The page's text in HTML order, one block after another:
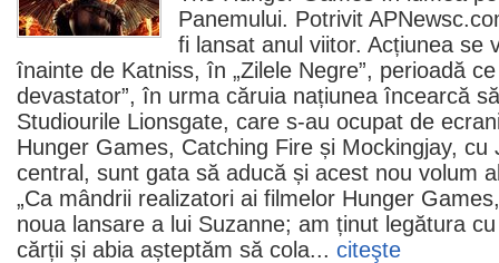
Panemului. Potrivit
fi lansat anul viitor. Acțiunea se
înainte de Katniss, în „Zilele Negre”, perioadă
devastator”, în urma căruia națiunea încearcă
Studiourile Lionsgate, care s-au ocupat de
Hunger Games, Catching Fire și Mockingjay, cu
central, sunt gata să aducă și acest nou volum
„Ca mândrii realizatori ai filmelor Hunger
noua lansare a lui Suzanne; am ținut legătura
cărții și abia așteptăm să cola... citeşte